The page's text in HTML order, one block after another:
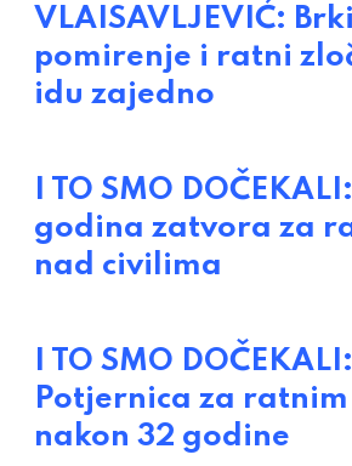
VLAISAVLJEVIĆ:
pomirenje i ratni
idu zajedno
I TO SMO
godina zatvora za
nad civilima
I TO SMO DOČEKALI:
Potjernica za ratnim
nakon 32 godine